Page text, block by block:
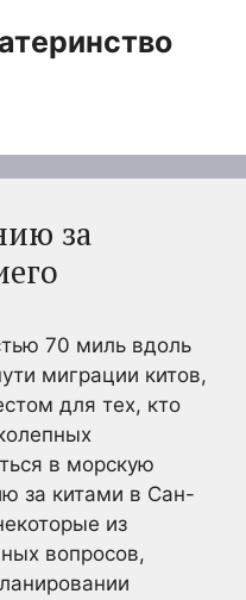
за
70 миль вдоль
миграции китов,
для тех, кто
в морскую
за китами в Сан-
из
вопросов,